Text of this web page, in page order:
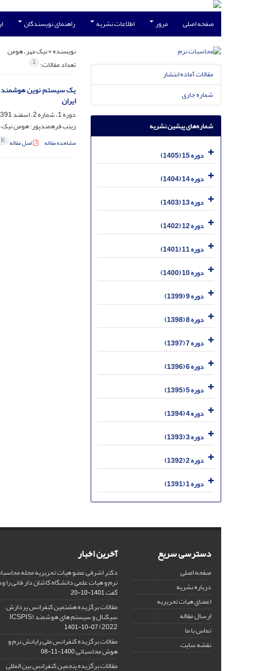
صفحه اصلی مرور اطلاعات نشریه راهنمای نویسندگان
نویسنده =نیک مهر، هومن
تعداد مقالات: 1
یک سیستم نوین هوشمند
ایران
دوره 1، شماره 2، اسفند 1391، صفحه
زینب فرهمندپور؛ هومن
مشاهده مقاله اصل مقاله
مقالات آماده انتشار
شماره جاری
شماره‌های پیشین نشریه
دوره 15 (1405)
دوره 14 (1404)
دوره 13 (1403)
دوره 12 (1402)
دوره 11 (1401)
دوره 10 (1400)
دوره 9 (1399)
دوره 8 (1398)
دوره 7 (1397)
دوره 6 (1396)
دوره 5 (1395)
دوره 4 (1394)
دوره 3 (1393)
دوره 2 (1392)
دوره 1 (1391)
دسترسی سریع
صفحه اصلی
درباره نشریه
اعضای هیات تحریریه
ارسال مقاله
تماس با ما
نقشه سایت
آخرین اخبار
دکتر اشرفی عضو هیات تحریریه مجله
نرم و هیات علمی دانشگاه کاشان دار فانی را
گفت1401-10-20
مقالات برگزیده هشتمین کنفرانس پردازش
سیگنال و سیستم های هوشمند (ICSPIS
2022)
1401-10-07
مقالات برگزیده کنفرانس ملی رایانش نرم و
هوش محاسباتی1400-11-08
مقالات برگزیده پنجمین کنفرانس بین المللی